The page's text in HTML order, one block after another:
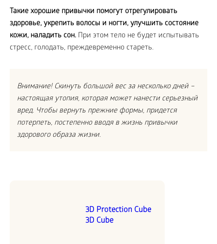
Такие хорошие привычки помогут отрегулировать
здоровье, укрепить волосы и ногти, улучшить состояние
кожи, наладить сон. При этом тело не будет испытывать
стресс, голодать, преждевременно стареть.
Внимание! Скинуть большой вес за несколько дней –
настоящая утопия, которая может нанести серьезный
вред. Чтобы вернуть прежние формы, придется
потерпеть, постепенно вводя в жизнь привычки
здорового образа жизни.
3D Protection Cube
3D Cube